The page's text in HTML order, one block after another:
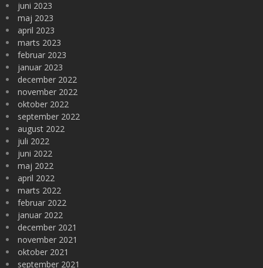
juni 2023
maj 2023
april 2023
marts 2023
februar 2023
januar 2023
december 2022
november 2022
oktober 2022
september 2022
august 2022
juli 2022
juni 2022
maj 2022
april 2022
marts 2022
februar 2022
januar 2022
december 2021
november 2021
oktober 2021
september 2021